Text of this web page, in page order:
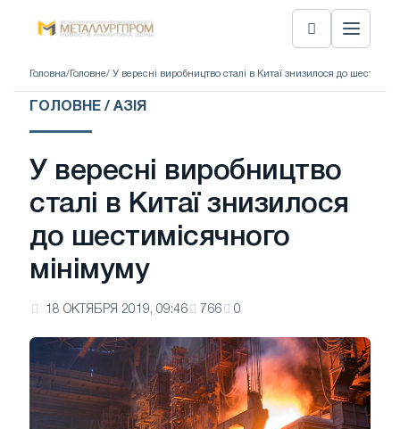
Головна/ Головне/ У вересні виробництво сталі в Китаї знизилося до
ГОЛОВНЕ / АЗІЯ
У вересні виробництво
сталі в Китаї знизилося
до шестимісячного
мінімуму
18 ОКТЯБРЯ 2019, 09:46 766 0